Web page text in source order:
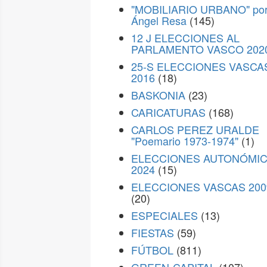
"MOBILIARIO URBANO"
Ángel Resa (145)
12 J ELECCIONES AL
PARLAMENTO VASCO
25-S ELECCIONES
2016 (18)
BASKONIA (23)
CARICATURAS (168)
CARLOS PEREZ URALDE
"Poemario 1973-1974" (1)
ELECCIONES
2024 (15)
ELECCIONES VASCAS
(20)
ESPECIALES (13)
FIESTAS (59)
FÚTBOL (811)